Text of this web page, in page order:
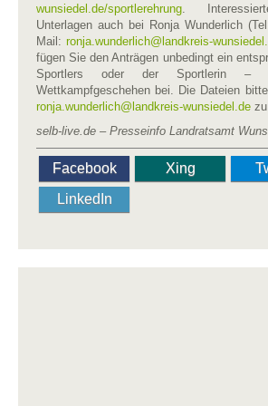
wunsiedel.de/sportlerehrung .
Unterlagen auch bei Ronja Wunderlich
Mail: ronja.wunderlich​@​landkreis-
fügen Sie den Anträgen unbedingt ein
Sportlers oder der Sportlerin –
Wettkampfgeschehen bei. Die Dateien
ronja.wunderlich​@​landkreis-wunsiedel.de
selb-live.de – Presseinfo Landratsamt
Facebook Xing
LinkedIn